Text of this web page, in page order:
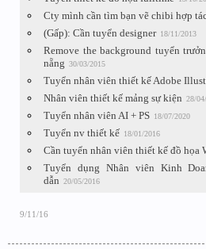
Cty mình cần tìm bạn vẽ chibi hợp
(Gấp): Cần tuyển designer 18/11/2013
Remove the background tuyển
nẵng 30/03/2015
Tuyển nhân viên thiết kế Adobe
Nhân viên thiết kế mảng sự kiện 28/
Tuyển nhân viên AI + PS 18/07/2020
Tuyển nv thiết kế 18/01/2016
Cần tuyển nhân viên thiết kế đồ họa
Tuyển dụng Nhân viên Kinh
dẫn 20/05/2016
9/11/16